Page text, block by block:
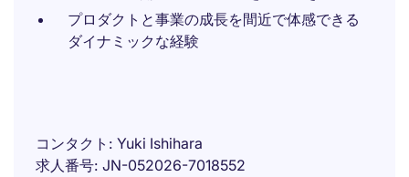
プロダクトと事業の成長を間近で体感できる
ダイナミックな経験
コンタクト
Yuki Ishihara
求人番号 JN-052026-7018552